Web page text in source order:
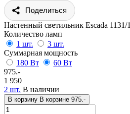
Поделиться
Настенный светильник Escada 1131/1
Количество ламп
1 шт.
3 шт.
Суммарная мощность
180 Вт
60 Вт
975.-
1 950
2 шт. В наличии
В корзину В корзине 975.-